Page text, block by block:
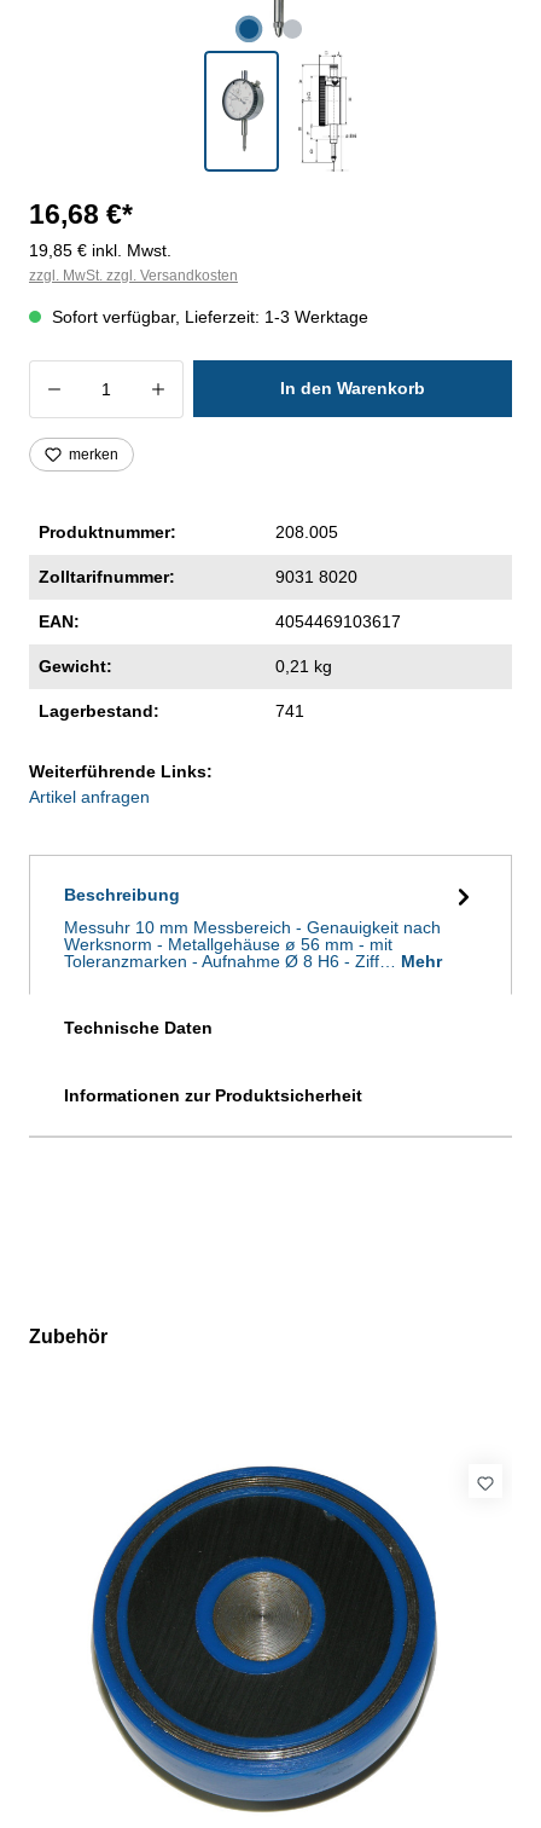
16,68 €*
19,85 € inkl. Mwst.
zzgl. MwSt. zzgl. Versandkosten
Sofort verfügbar, Lieferzeit: 1-3 Werktage
Produkt Anzahl: Gib den gewünschten
In den Warenkorb
merken
Produktnummer: 208.005
Zolltarifnummer: 9031 8020
EAN: 4054469103617
Gewicht: 0,21 kg
Lagerbestand: 741
Weiterführende Links:
Artikel anfragen
Beschreibung
Messuhr 10 mm Messbereich - Genauigkeit nach
Werksnorm - Metallgehäuse ø 56 mm - mit
Toleranzmarken - Aufnahme Ø 8 H6 - Ziff… Mehr
Technische Daten
Informationen zur Produktsicherheit
Produktgalerie überspringen
Zubehör